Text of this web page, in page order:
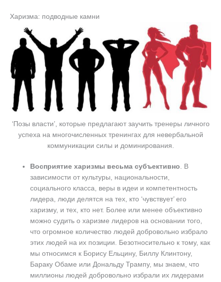
Харизма: подводные камни
‘Позы власти’, которые предлагают заучить тренеры личного
успеха на многочисленных тренингах для невербальной
коммуникации силы и доминирования.
Восприятие харизмы весьма субъективно. В
зависимости от культуры, национальности,
социального класса, веры в идеи и компетентность
лидера, люди делятся на тех, кто ‘чувствует’ его
харизму, и тех, кто нет. Более или менее объективно
можно судить о харизме лидеров на основании того,
что огромное количество людей добровольно избрало
этих людей на их позиции. Безотносительно к тому, как
мы относимся к Борису Ельцину, Биллу Клинтону,
Бараку Обаме или Дональду Трампу, мы знаем, что
миллионы людей добровольно избрали их лидерами